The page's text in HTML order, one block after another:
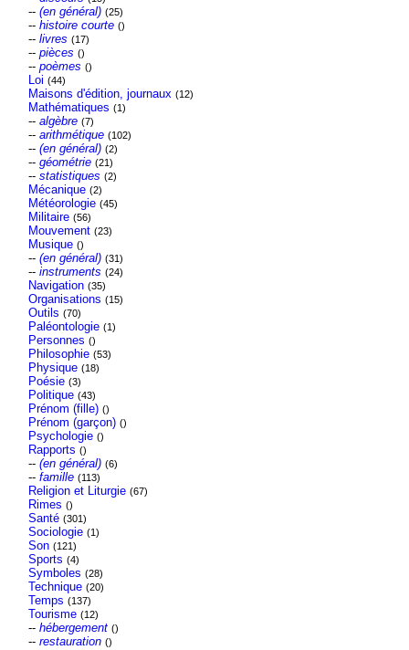
-- (en général) (25)
-- histoire courte ()
-- livres (17)
-- pièces ()
-- poèmes ()
Loi (44)
Maisons d'édition, journaux (12)
Mathématiques (1)
-- algèbre (7)
-- arithmétique (102)
-- (en général) (2)
-- géométrie (21)
-- statistiques (2)
Mécanique (2)
Météorologie (45)
Militaire (56)
Mouvement (23)
Musique ()
-- (en général) (31)
-- instruments (24)
Navigation (35)
Organisations (15)
Outils (70)
Paléontologie (1)
Personnes ()
Philosophie (53)
Physique (18)
Poésie (3)
Politique (43)
Prénom (fille) ()
Prénom (garçon) ()
Psychologie ()
Rapports ()
-- (en général) (6)
-- famille (113)
Religion et Liturgie (67)
Rimes ()
Santé (301)
Sociologie (1)
Son (121)
Sports (4)
Symboles (28)
Technique (20)
Temps (137)
Tourisme (12)
-- hébergement ()
-- restauration ()